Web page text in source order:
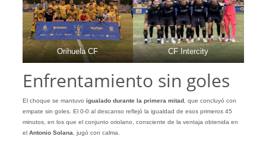
Orihuela CF CF Intercity
Enfrentamiento sin goles
El choque se mantuvo igualado durante la primera mitad, que concluyó con
empate sin goles. El 0-0 al descanso reflejó la igualdad de esos primeros 45
minutos, en los que el conjunto oriolano, consciente de la ventaja obtenida en
el Antonio Solana , jugó con calma.